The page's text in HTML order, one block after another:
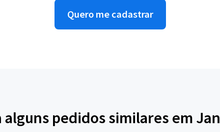
Quero me cadastrar
alguns pedidos similares em